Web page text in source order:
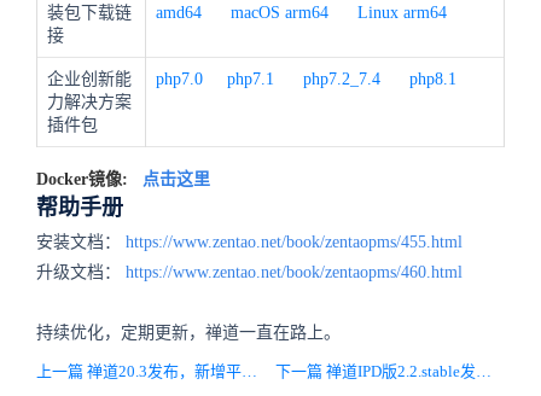
装包下载链
接
amd64
macOS arm64 Linux arm64
企业创新能
力解决方案
插件包
php7.0 php7.1 php7.2_7.4 php8.1
Docker镜像: 点击这里
帮助手册
安装文档： https://www.zentao.net/book/zentaopms/455.html
升级文档： https://www.zentao.net/book/zentaopms/460.html
持续优化，定期更新，禅道一直在路上。